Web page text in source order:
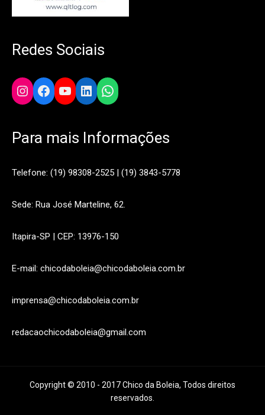
Redes Sociais
Instagram
Facebook
YouTube
LinkedIn
WhatsApp
Para mais Informações
Telefone: (19) 98308-2525 | (19) 3843-5778
Sede: Rua José Marteline, 62.
Itapira-SP | CEP: 13976-150
E-mail: chicodaboleia@chicodaboleia.com.br
imprensa@chicodaboleia.com.br
redacaochicodaboleia@gmail.com
Copyright © 2010 - 2017 Chico da Boleia, Todos direitos
reservados.